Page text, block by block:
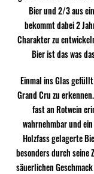
Bier und 2/3 aus
bekommt dabei 2
Charakter zu
Bier ist das was
Einmal ins Glas
Grand Cru zu
fast an Rotwein
wahrnehmbar und
Holzfass gelagerte
besonders durch
säuerlichen